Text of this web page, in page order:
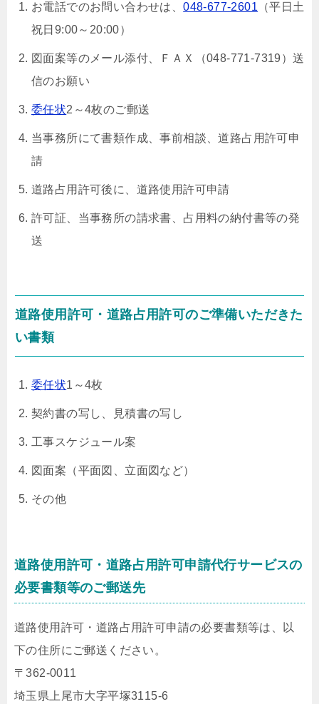
お電話でのお問い合わせは、048-677-2601 （平日土
祝日9:00～20:00）
図面案等のメール添付、ＦＡＸ（048-771-7319）送
信のお願い
委任状2～4枚のご郵送
当事務所にて書類作成、事前相談、道路占用許可申
請
道路占用許可後に、道路使用許可申請
許可証、当事務所の請求書、占用料の納付書等の発
送
道路使用許可・道路占用許可のご準備いただきた
い書類
委任状1～4枚
契約書の写し、見積書の写し
工事スケジュール案
図面案（平面図、立面図など）
その他
道路使用許可・道路占用許可申請代行サービスの
必要書類等のご郵送先
道路使用許可・道路占用許可申請の必要書類等は、以
下の住所にご郵送ください。
〒362-0011
埼玉県上尾市大字平塚3115-6